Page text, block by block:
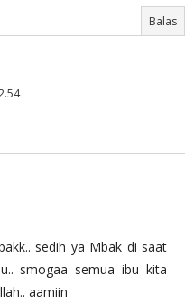
Balas
sedih ya Mbak di saat
smogaa semua ibu kita
aamiin